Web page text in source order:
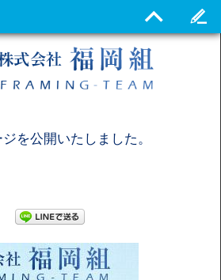
を公開いたしました。